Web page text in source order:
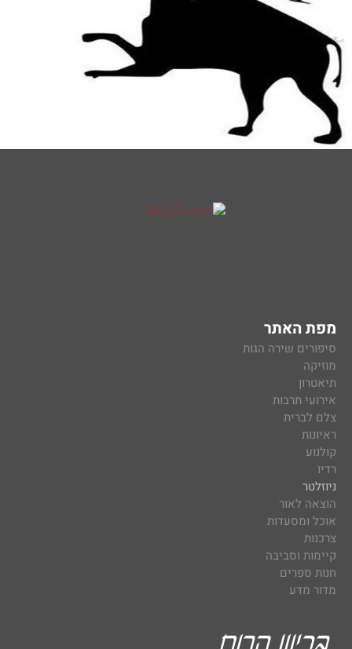
מפת האתר
סיפורים שירה הגות
מוזיקה
תיאטרון
אירועי תרבות
צלם לברית
ראיונות
קולנוע
רדיו
ניוזלטר
הוצאה לאור
אוכל ומסעדות
צרכנות
קיימות וסביבה
חנות ספרים
מדור מדע